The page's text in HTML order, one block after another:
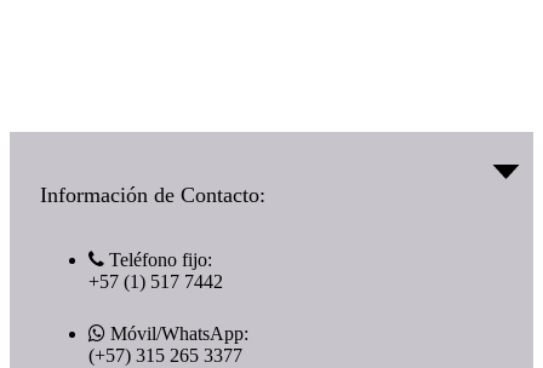
Información de Contacto:
Teléfono fijo:
+57 (1) 517 7442
Móvil/WhatsApp:
(+57) 315 265 3377